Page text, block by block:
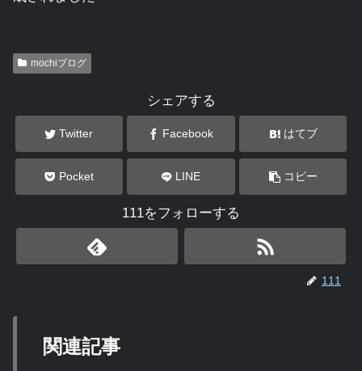
mochiブログ
シェアする
Twitter Facebook はてブ
Pocket LINE コピー
111をフォローする
111
関連記事